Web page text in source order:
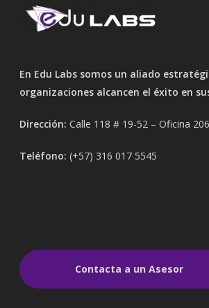
En Edu Labs somos un aliado
organizaciones alcancen el éxito en
Dirección: Calle 118 # 19-52 – Oficina
Teléfono: (+57) 316 017 5545
Contacta a un Asesor